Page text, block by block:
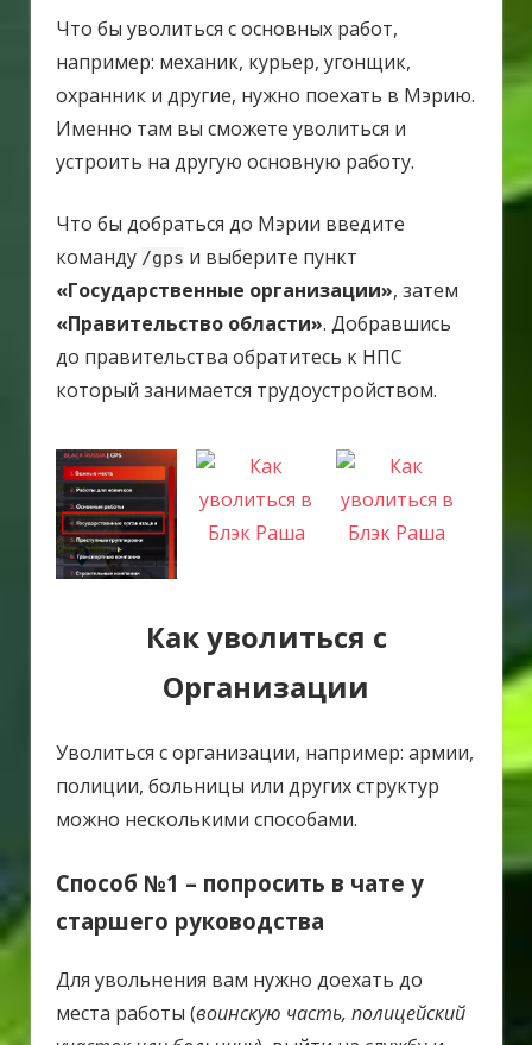
Что бы уволиться с основных работ,
например: механик, курьер, угонщик,
охранник и другие, нужно поехать в Мэрию.
Именно там вы сможете уволиться и
устроить на другую основную работу.
Что бы добраться до Мэрии введите
команду /gps и выберите пункт
«Государственные организации», затем
«Правительство области». Добравшись
до правительства обратитесь к НПС
который занимается трудоустройством.
Как уволиться с
Организации
Уволиться с организации, например: армии,
полиции, больницы или других структур
можно несколькими способами.
Способ №1 – попросить в чате у
старшего руководства
Для увольнения вам нужно доехать до
места работы (воинскую часть, полицейский